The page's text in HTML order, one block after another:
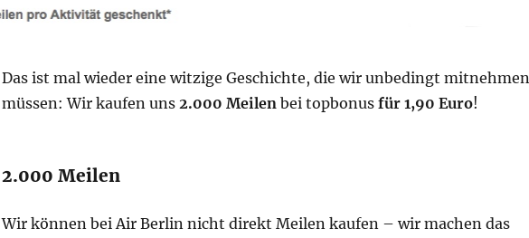
Das ist mal wieder eine witzige Geschichte, die wir unbedingt mitnehmen
müssen: Wir kaufen uns 2.000 Meilen bei topbonus für 1,90 Euro!
2.000 Meilen
Wir können bei Air Berlin nicht direkt Meilen kaufen – wir machen das